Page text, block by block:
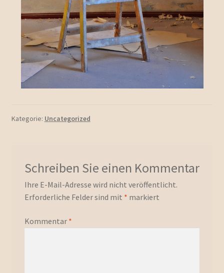
Kategorie: Uncategorized
Schreiben Sie einen Kommentar
Ihre E-Mail-Adresse wird nicht veröffentlicht.
Erforderliche Felder sind mit * markiert
Kommentar *